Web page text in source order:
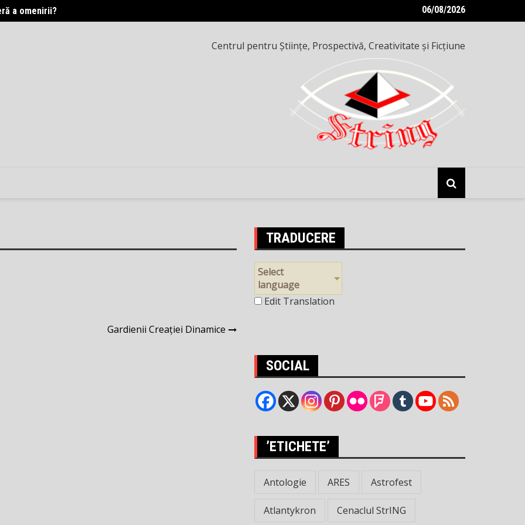
a omenirii? Printre inteligențe — o seară altfel, pe 8 mai 202606/08/2026
Centrul pentru Ştiinţe, Prospectivă, Creativitate şi Ficţiune
Gardienii Creației Dinamice
TRADUCERE
Select
language
Edit Translation
SOCIAL
’ETICHETE’
Antologie ARES Astrofest
Atlantykron Cenaclul StrING